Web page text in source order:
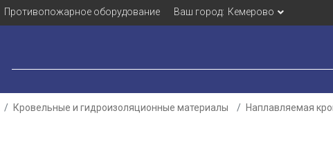
Противопожарное оборудование Ваш город: Кемерово
Кровельные и гидроизоляционные материалы Наплавляемая